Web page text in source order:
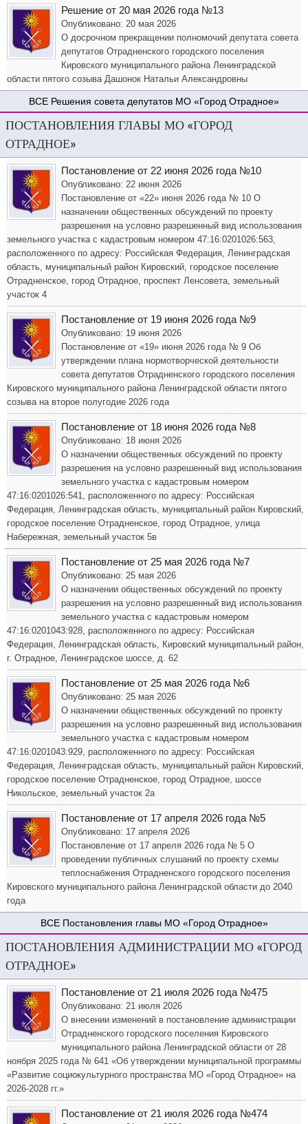
Решение от 20 мая 2026 года №13
Опубликовано: 20 мая 2026
О досрочном прекращении полномочий депутата совета
депутатов Отрадненского городского поселения
Кировского муниципального района Ленинградской
области пятого созыва Дашонок Натальи Александровны
Решения совета депутатов МО «Город Отрадное»
ПОСТАНОВЛЕНИЯ ГЛАВЫ МО «ГОРОД
ОТРАДНОЕ»
Постановление от 22 июня 2026 года №10
Опубликовано: 22 июня 2026
Постановление от «22» июня 2026 года № 10 О
назначении общественных обсуждений по проекту
разрешения на условно разрешенный вид использования
земельного участка с кадастровым номером 47:16:0201026:563,
расположенного по адресу: Российская Федерация, Ленинградская
область, муниципальный район Кировский, городское поселение
Отрадненское, город Отрадное, проспект Ленсовета, земельный
участок 4
Постановление от 19 июня 2026 года №9
Опубликовано: 19 июня 2026
Постановление от «19» июня 2026 года № 9 Об
утверждении плана нормотворческой деятельности
совета депутатов Отрадненского городского поселения
Кировского муниципального района Ленинградской области пятого
созыва на второе полугодие 2026 года
Постановление от 18 июня 2026 года №8
Опубликовано: 18 июня 2026
О назначении общественных обсуждений по проекту
разрешения на условно разрешенный вид использования
земельного участка с кадастровым номером
47:16:0201026:541, расположенного по адресу: Российская
Федерация, Ленинградская область, муниципальный район Кировский,
городское поселение Отрадненское, город Отрадное, улица
Набережная, земельный участок 5в
Постановление от 25 мая 2026 года №7
Опубликовано: 25 мая 2026
О назначении общественных обсуждений по проекту
разрешения на условно разрешенный вид использования
земельного участка с кадастровым номером
47:16:0201043:928, расположенного по адресу: Российская
Федерация, Ленинградская область, Кировский муниципальный район,
г. Отрадное, Ленинградское шоссе, д. 62
Постановление от 25 мая 2026 года №6
Опубликовано: 25 мая 2026
О назначении общественных обсуждений по проекту
разрешения на условно разрешенный вид использования
земельного участка с кадастровым номером
47:16:0201043:929, расположенного по адресу: Российская
Федерация, Ленинградская область, муниципальный район Кировский,
городское поселение Отрадненское, город Отрадное, шоссе
Никольское, земельный участок 2а
Постановление от 17 апреля 2026 года №5
Опубликовано: 17 апреля 2026
Постановление от 17 апреля 2026 года № 5 О
проведении публичных слушаний по проекту схемы
теплоснабжения Отрадненского городского поселения
Кировского муниципального района Ленинградской области до 2040
года
Постановления главы МО «Город Отрадное»
ПОСТАНОВЛЕНИЯ АДМИНИСТРАЦИИ МО «ГОРОД
ОТРАДНОЕ»
Постановление от 21 июля 2026 года №475
Опубликовано: 21 июля 2026
О внесении изменений в постановление администрации
Отрадненского городского поселения Кировского
муниципального района Ленинградской области от 28
ноября 2025 года № 641 «Об утверждении муниципальной программы
«Развитие социокультурного пространства МО «Город Отрадное» на
2026-2028 гг.»
Постановление от 21 июля 2026 года №474